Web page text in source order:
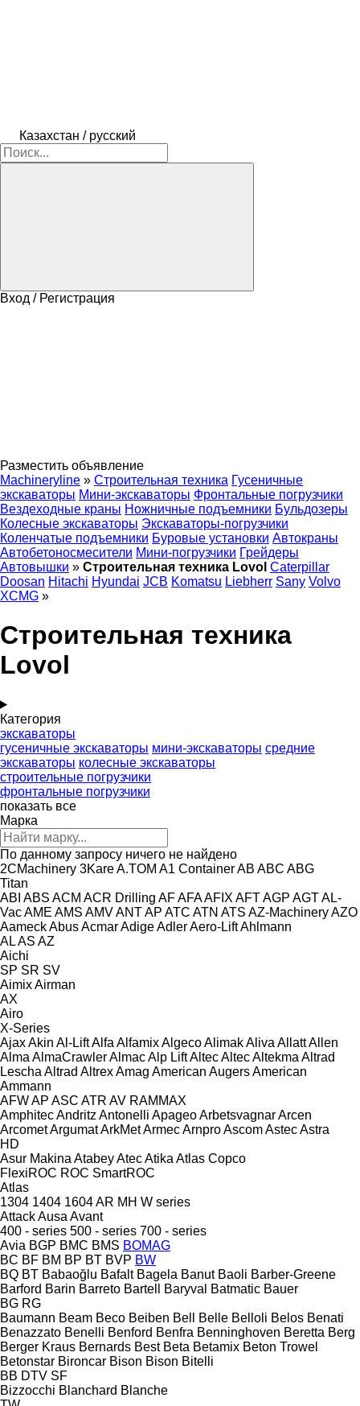
Казахстан / русский
Вход / Регистрация
Разместить объявление
Machineryline » Строительная техника Гусеничные
экскаваторы Мини-экскаваторы Фронтальные погрузчики
Вездеходные краны Ножничные подъемники Бульдозеры
Колесные экскаваторы Экскаваторы-погрузчики
Коленчатые подъемники Буровые установки Автокраны
Автобетоносмесители Мини-погрузчики Грейдеры
Автовышки » Строительная техника Lovol Caterpillar
Doosan Hitachi Hyundai JCB Komatsu Liebherr Sany Volvo
XCMG »
Строительная техника
Lovol
Категория
экскаваторы
гусеничные экскаваторы мини-экскаваторы средние
экскаваторы колесные экскаваторы
строительные погрузчики
фронтальные погрузчики
показать все
Марка
По данному запросу ничего не найдено
2CMachinery 3KareA.TOM A1 ContainerAB ABC ABG
Titan
ABI ABS ACM ACR Drilling AFAFAAFIX AFTAGP AGTAL-
VacAME AMS AMVANTAP ATC ATN ATS AZ-MachineryAZO
AameckAbusAcmarAdigeAdlerAero-LiftAhlmann
ALAS AZ
Aichi
SP SR SV
AimixAirman
AX
Airo
X-Series
AjaxAkin Al-LiftAlfa AlfamixAlgecoAlimakAliva AllattAllen
Alma AlmaCrawlerAlmacAlp LiftAltecAltecAltekma Altrad
Lescha Altrad AltrexAmag American AugersAmerican
Ammann
AFWAP ASC ATR AV RAMMAX
AmphitecAndritz Antonelli ApageoArbetsvagnarArcen
ArcometArgumatArkMetArmecArnproAscomAstecAstra
HD
Asur Makina AtabeyAtecAtika Atlas Copco
FlexiROC ROC SmartROC
Atlas
1304 1404 1604AR MH W series
AttackAusa Avant
400 - series 500 - series 700 - series
Avia BGP BMC BMS BOMAG
BC BF BM BP BT BVP BW
BQ BT Babaoğlu Bafalt Bagela Banut Baoli Barber-Greene
Barford Barin Barreto Bartell Baryval Batmatic Bauer
BG RG
Baumann Beam Beco Beiben Bell Belle Belloli Belos Benati
Benazzato Benelli Benford Benfra Benninghoven Beretta Berg
Berger Kraus Bernards Best Beta Betamix Beton Trowel
Betonstar Bironcar Bison Bison Bitelli
BB DTV SF
Bizzocchi Blanchard Blanche